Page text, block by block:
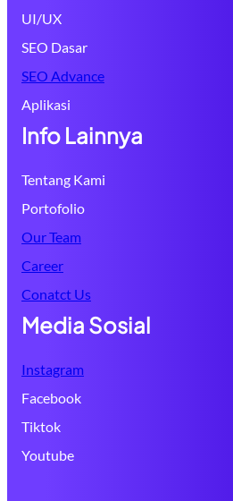
UI/UX
SEO Dasar
SEO Advance
Aplikasi
Info Lainnya
Tentang Kami
Portofolio
Our Team
Career
Conatct Us
Media Sosial
Instagram
Facebook
Tiktok
Youtube